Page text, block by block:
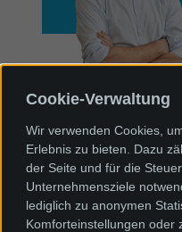
Wir bieten für Ihren
Lösung.
Nehmen Sie
Telefon +49
Cookie-Verwaltung
Wir verwenden Cookies,
Erlebnis zu bieten. Dazu
der Seite und für die
Unternehmensziele
lediglich zu anonymen
Komforteinstellungen oder